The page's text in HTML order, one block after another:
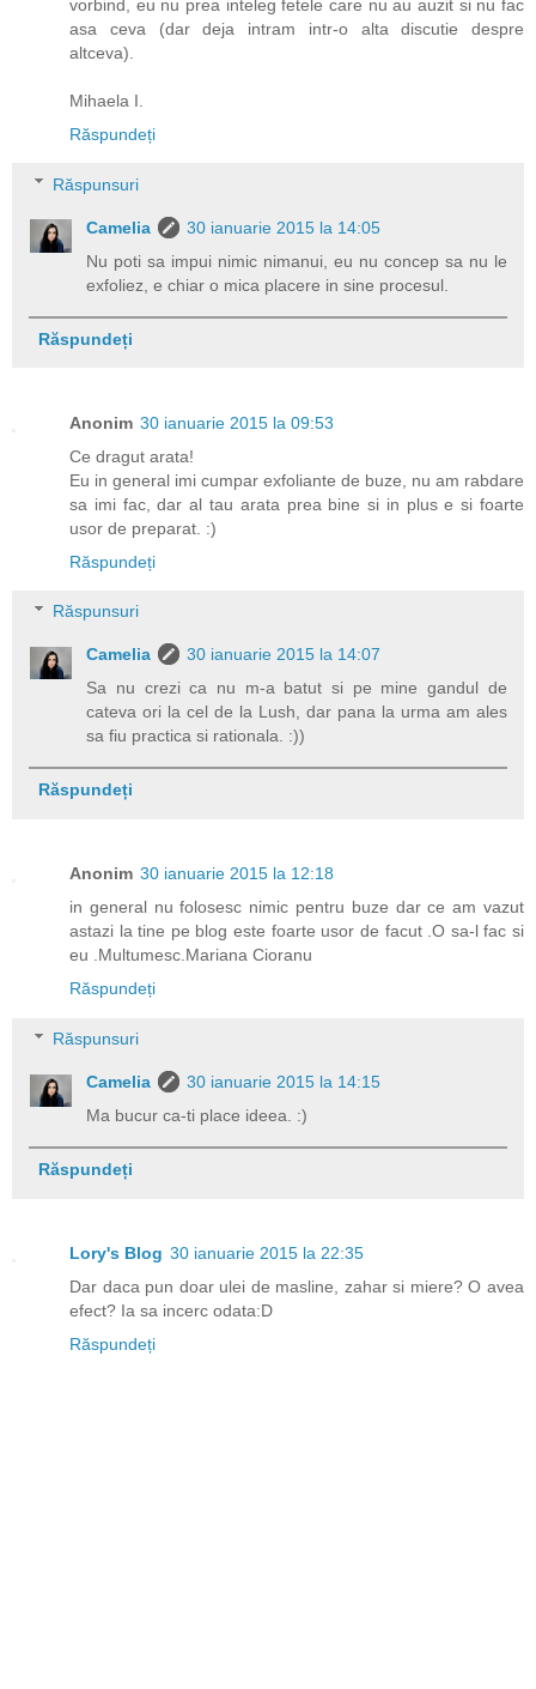
vorbind, eu nu prea inteleg fetele care nu au auzit si nu fac
asa ceva (dar deja intram intr-o alta discutie despre
altceva).
Mihaela I.
Răspundeți
Răspunsuri
Camelia
30 ianuarie 2015 la 14:05
Nu poti sa impui nimic nimanui, eu nu concep sa nu le
exfoliez, e chiar o mica placere in sine procesul.
Răspundeți
Anonim 30 ianuarie 2015 la 09:53
Ce dragut arata!
Eu in general imi cumpar exfoliante de buze, nu am rabdare
sa imi fac, dar al tau arata prea bine si in plus e si foarte
usor de preparat. :)
Răspundeți
Răspunsuri
Camelia
30 ianuarie 2015 la 14:07
Sa nu crezi ca nu m-a batut si pe mine gandul de
cateva ori la cel de la Lush, dar pana la urma am ales
sa fiu practica si rationala. :))
Răspundeți
Anonim 30 ianuarie 2015 la 12:18
in general nu folosesc nimic pentru buze dar ce am vazut
astazi la tine pe blog este foarte usor de facut .O sa-l fac si
eu .Multumesc.Mariana Cioranu
Răspundeți
Răspunsuri
Camelia
30 ianuarie 2015 la 14:15
Ma bucur ca-ti place ideea. :)
Răspundeți
Lory's Blog 30 ianuarie 2015 la 22:35
Dar daca pun doar ulei de masline, zahar si miere? O avea
efect? Ia sa incerc odata:D
Răspundeți